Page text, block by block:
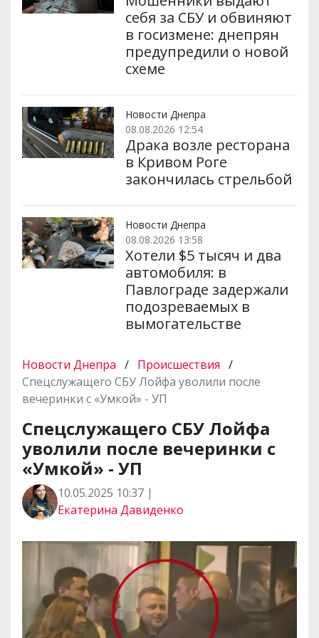
себя за СБУ и обвиняют
в госизмене: днепрян
предупредили о новой
схеме
Новости Днепра
08.08.2026 12:54
Драка возле ресторана
в Кривом Роге
закончилась стрельбой
Новости Днепра
08.08.2026 13:58
Хотели $5 тысяч и два
автомобиля: в
Павлограде задержали
подозреваемых в
вымогательстве
Новости Днепра / Происшествия /
Спецслужащего СБУ Лойфа уволили после
вечеринки с «Умкой» - УП
Спецслужащего СБУ Лойфа
уволили после вечеринки с
«Умкой» - УП
10.05.2025 10:37 |
Екатерина Давиденко